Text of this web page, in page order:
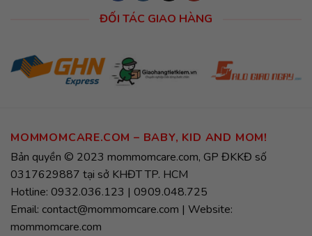
ĐỐI TÁC GIAO HÀNG
MOMMOMCARE.COM – BABY, KID AND MOM!
Bản quyền © 2023 mommomcare.com, GP ĐKKĐ số
0317629887 tại sở KHĐT TP. HCM
Hotline: 0932.036.123 | 0909.048.725
Email: contact@mommomcare.com | Website:
mommomcare.com